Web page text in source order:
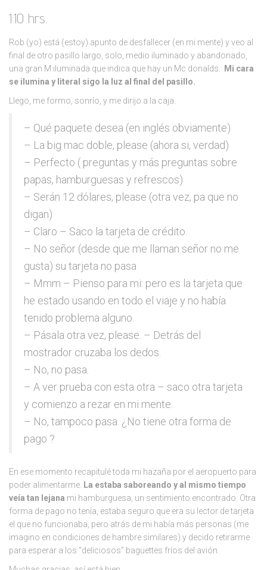
1:10 hrs.
Rob (yo) está (estoy) apunto de desfallecer (en mi mente) y veo al
final de otro pasillo largo, solo, medio iluminado y abandonado,
una gran M iluminada que indica que hay un Mc donalds.
Mi cara
se ilumina y literal sigo la luz al final del pasillo.
Llego, me formo, sonrío, y me dirijo a la caja.
– Qué paquete desea (en inglés obviamente)
– La big mac doble, please (ahora si, verdad)
– Perfecto ( preguntas y más preguntas sobre
papas, hamburguesas y refrescos)
– Serán 12 dólares, please (otra vez, pa que no
digan)
– Claro – Saco la tarjeta de crédito.
– No señor (desde que me llaman señor no me
gusta) su tarjeta no pasa
– Mmm – Pienso para mi: pero es la tarjeta que
he estado usando en todo el viaje y no había
tenido problema alguno.
– Pásala otra vez, please. – Detrás del
mostrador cruzaba los dedos.
– No, no pasa.
– A ver prueba con esta otra – saco otra tarjeta
y comienzo a rezar en mi mente.
– No, tampoco pasa. ¿No tiene otra forma de
pago ?
En ese momento recapitulé toda mi hazaña por el aeropuerto para
poder alimentarme. La estaba saboreando y al mismo tiempo
veía tan lejana mi hamburguesa, un sentimiento encontrado. Otra
forma de pago no tenía, estaba seguro que era su lector de tarjeta
el que no funcionaba, pero atrás de mi había más personas (me
imagino en condiciones de hambre similares) y decido retirarme
para esperar a los “deliciosos” baguettes fríos del avión.